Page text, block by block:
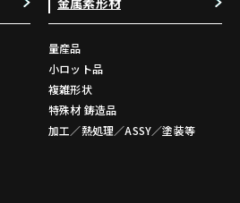
量産品
小ロット品
複雑形状
特殊材 鋳造品
加工／熱処理／ASSY／塗装等